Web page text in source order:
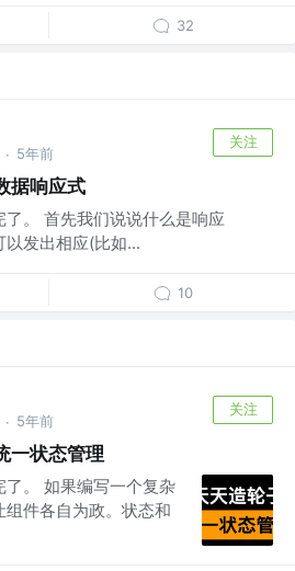
32
· 5年前
关注
据响应式
。 首先我们说说什么是响应
发出相应(比如...
10
· 5年前
关注
一状态管理
。 如果编写一个复杂
件各自为政。状态和